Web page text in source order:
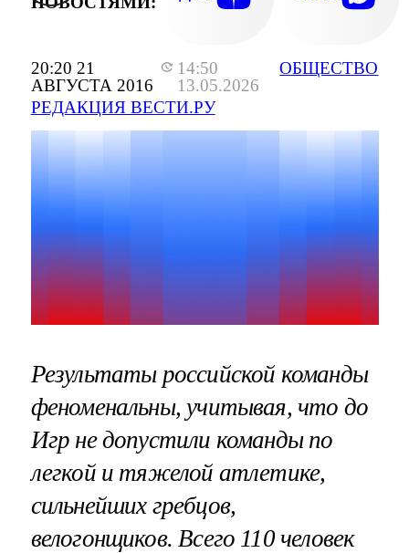
20:20 21
АВГУСТА 2016
14:50
13.05.2026
РЕДАКЦИЯ ВЕСТИ.РУ
ОБЩЕСТВО
Результаты российской команды
феноменальны, учитывая, что до
Игр не допустили команды по
легкой и тяжелой атлетике,
сильнейших гребцов,
велогонщиков. Всего 110 человек